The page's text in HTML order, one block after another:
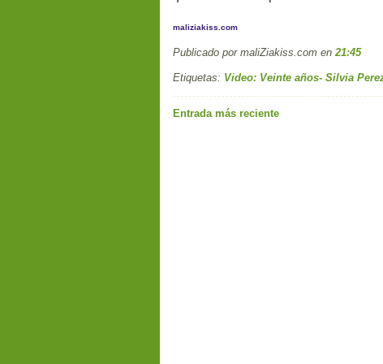
maliziakiss.com
Publicado por maliZiakiss.com en21:45
Etiquetas: Video: Veinte años- Silvia
Entrada más reciente